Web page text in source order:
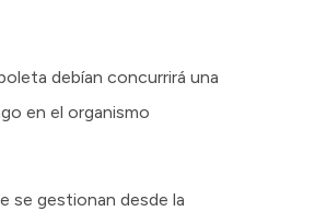
debían concurrirá una
en el organismo
se gestionan desde la